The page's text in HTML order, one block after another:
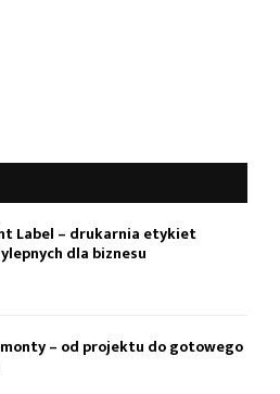
Label – drukarnia etykiet
dla biznesu
– od projektu do gotowego